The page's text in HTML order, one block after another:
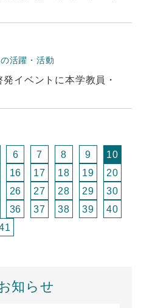
活躍・活動
イベントに本学教員・
6 7 8 9
10
16 17 18 19
20
26 27 28 29
30
36 37 38 39
40
知らせ